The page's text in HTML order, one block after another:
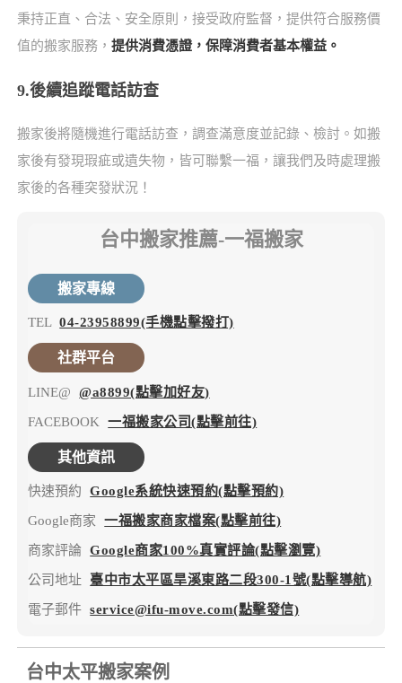
秉持正直、合法、安全原則，接受政府監督，提供符合服務價
值的搬家服務， 提供消費憑證，保障消費者基本權益。
9.後續追蹤電話訪查
搬家後將隨機進行電話訪查，調查滿意度並記錄、檢討。如搬
家後有發現瑕疵或遺失物，皆可聯繫一福，讓我們及時處理搬
家後的各種突發狀況！
台中搬家推薦-一福搬家
搬家專線
TEL 04-23958899(手機點擊撥打)
社群平台
LINE@ @a8899(點擊加好友)
FACEBOOK 一福搬家公司(點擊前往)
其他資訊
快速預約 Google系統快速預約(點擊預約)
Google商家 一福搬家商家檔案(點擊前往)
商家評論 Google商家100%真實評論(點擊瀏覽)
公司地址 臺中市太平區旱溪東路二段300-1號(點擊導航)
電子郵件 service@ifu-move.com(點擊發信)
台中太平搬家案例